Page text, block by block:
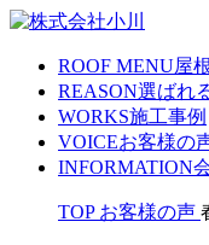
ROOF MENU屋
REASON選ばれ
WORKS施工事例
VOICEお客様の
INFORMATION
TOP お客様の声